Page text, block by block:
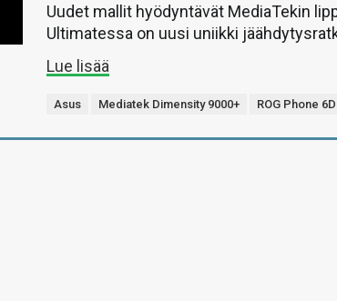
Uudet mallit hyödyntävät MediaTekin
Ultimatessa on uusi uniikki
Lue lisää
Asus Mediatek Dimensity 9000+ ROG Phone 6D